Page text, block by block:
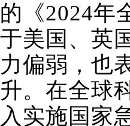
的《2024年
于美国、英
力偏弱，也
升。在全球
入实施国家